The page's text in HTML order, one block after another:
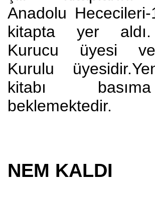
Anadolu
kitapta yer aldı.
Kurucu üyesi
Kurulu
kitabı
beklemektedir.
NEM KALDI